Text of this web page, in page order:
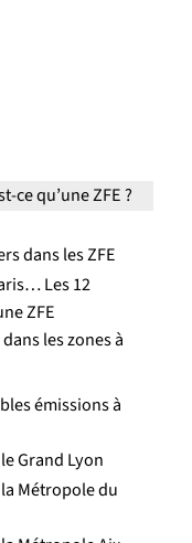
ce qu’une ZFE ?
dans les ZFE
Les 12
ZFE
les zones à
émissions à
Grand Lyon
Métropole du